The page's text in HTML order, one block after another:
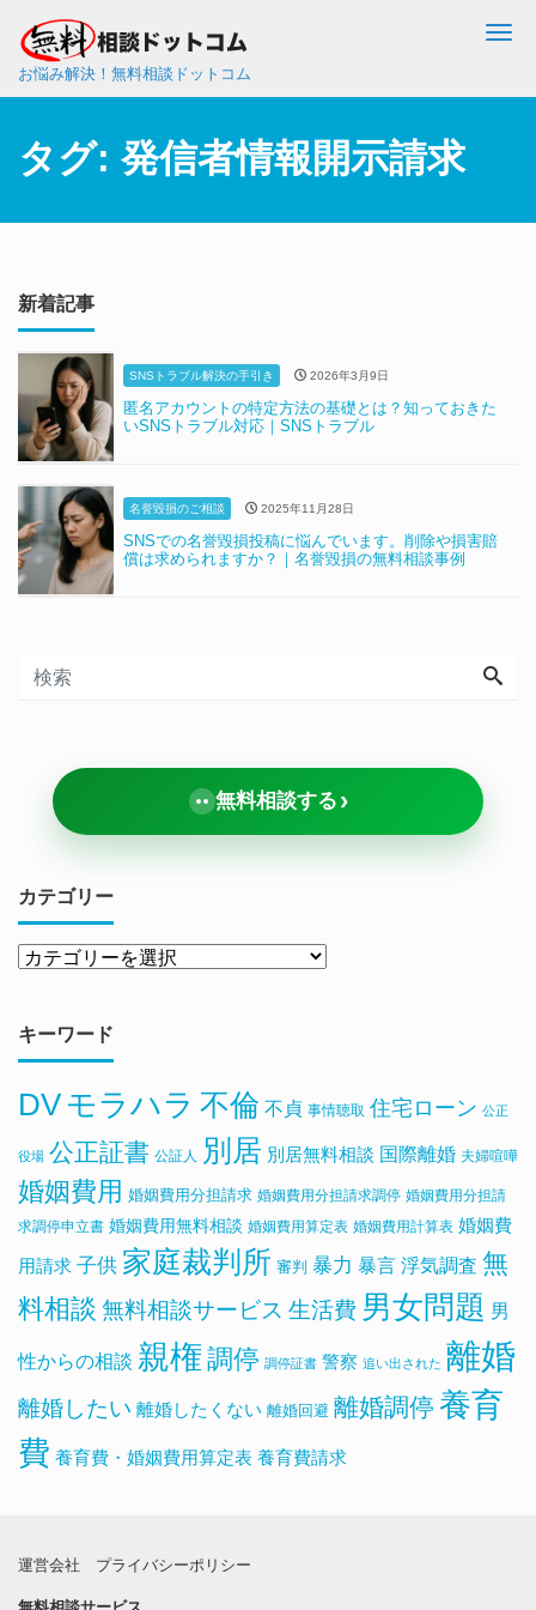
お悩み解決！無料相談ドットコム
タグ: 発信者情報開示請求
新着記事
SNSトラブル解決の手引き 2026年3月9日
匿名アカウントの特定方法の基礎とは？知っておきた
いSNSトラブル対応｜SNSトラブル
名誉毀損のご相談 2025年11月28日
SNSでの名誉毀損投稿に悩んでいます。削除や損害賠
償は求められますか？｜名誉毀損の無料相談事例
無料相談する ›
カテゴリー
キーワード
DV モラハラ 不倫 不貞 事情聴取 住宅ローン 公正
役場 公正証書 公証人 別居 別居無料相談 国際離婚 夫婦喧嘩
婚姻費用 婚姻費用分担請求 婚姻費用分担請求調停 婚姻費用分担請
求調停申立書 婚姻費用無料相談 婚姻費用算定表 婚姻費用計算表 婚姻費
用請求 子供 家庭裁判所 審判 暴力 暴言 浮気調査 無
料相談 無料相談サービス 生活費 男女問題 男
性からの相談 親権 調停 調停証書 警察 追い出された 離婚
離婚したい 離婚したくない 離婚回避 離婚調停 養育
費 養育費・婚姻費用算定表 養育費請求
運営会社 プライバシーポリシー